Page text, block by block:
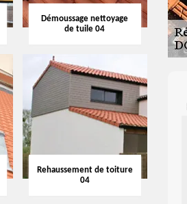
Démoussage nettoyage
de tuile 04
Rehaussement de toiture
04